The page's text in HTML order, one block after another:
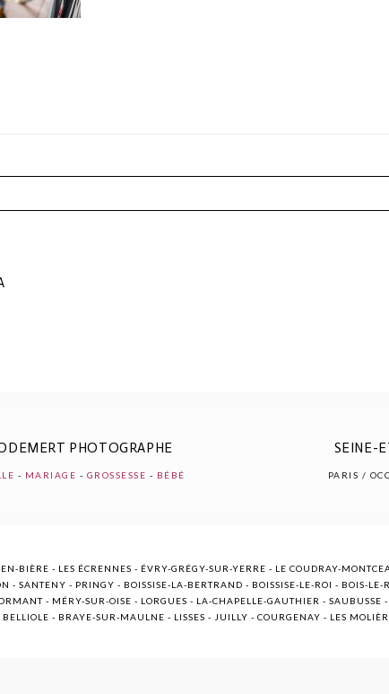
PHOTOGRAPHE
- MARIAGE - GROSSESSE - BÉBÉ
SEINE-
PARIS /
BIÈRE - LES ÉCRENNES - ÉVRY-GRÉGY-SUR-YERRE - LE COUDRAY-
- SANTENY - PRINGY - BOISSISE-LA-BERTRAND - BOISSISE-LE-ROI - BOIS-
- MÉRY-SUR-OISE - LORGUES - LA-CHAPELLE-GAUTHIER -
- BRAYE-SUR-MAULNE - LISSES - JUILLY - COURGENAY - LES